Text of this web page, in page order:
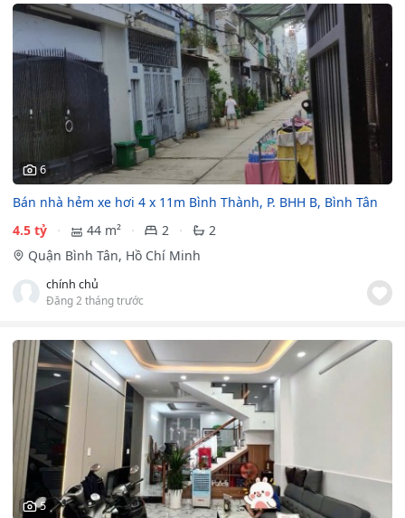
6
Bán nhà hẻm xe hơi 4 x 11m Bình Thành, P. BHH B, Bình Tân
4.5 tỷ
44 m² 2
2
Quận Bình Tân, Hồ Chí Minh
chính chủ
Đăng 2 tháng trước
5